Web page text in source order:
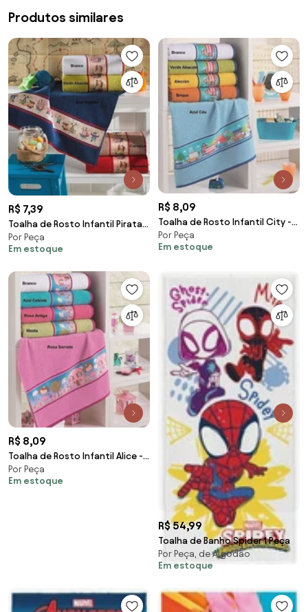
Produtos similares
R$ 7,39
Toalha de Rosto Infantil Piratas
- 45x70cm - Lufamar
Por Peça
Em estoque
R$ 8,09
Toalha de Rosto Infantil City -
45x80cm - Lufamar
Por Peça
Em estoque
R$ 8,09
Toalha de Rosto Infantil Alice -
45x80cm - Lufamar
Por Peça
Em estoque
R$ 54,99
Toalha de Banho Spider 1 Peça
Por Peça, de Algodão
Em estoque